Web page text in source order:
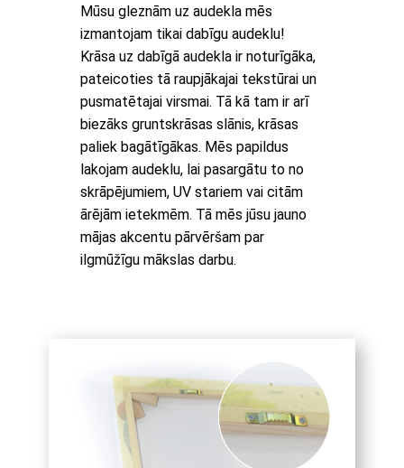
Mūsu gleznām uz audekla mēs
izmantojam tikai dabīgu audeklu!
Krāsa uz dabīgā audekla ir noturīgāka,
pateicoties tā raupjākajai tekstūrai un
pusmatētajai virsmai. Tā kā tam ir arī
biezāks gruntskrāsas slānis, krāsas
paliek bagātīgākas. Mēs papildus
lakojam audeklu, lai pasargātu to no
skrāpējumiem, UV stariem vai citām
ārējām ietekmēm. Tā mēs jūsu jauno
mājas akcentu pārvēršam par
ilgmūžīgu mākslas darbu.